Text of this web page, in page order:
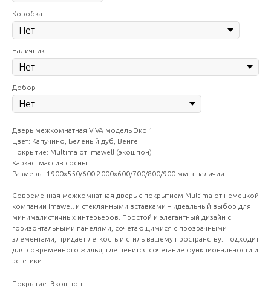
Коробка
Наличник
Добор
Дверь межкомнатная VIVA модель Эко 1
Цвет: Капучино, Беленый дуб, Венге
Покрытие: Multima от Imawell (экошпон)
Каркас: массив сосны
Размеры: 1900х550/600 2000х600/700/800/900 мм в наличии.
Современная межкомнатная дверь с покрытием Multima от немецкой
компании Imawell и стеклянными вставками – идеальный выбор для
минималистичных интерьеров. Простой и элегантный дизайн с
горизонтальными панелями, сочетающимися с прозрачными
элементами, придаёт лёгкость и стиль вашему пространству. Подходит
для современного жилья, где ценится сочетание функциональности и
эстетики.
Покрытие: Экошпон